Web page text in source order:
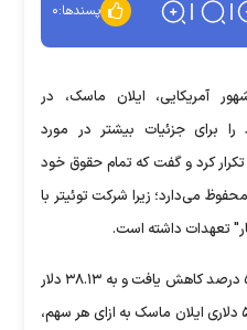
پسندها:۰
آمریکایی، ایلان ماسک، در
را برای جزئیات بیشتر در مورد
کرد و گفت که تمام حقوق خود
می‌دارد؛ زیرا شرکت توئیتر با
تعهدات داشته است.
طی هفته اخیر ارزش سهام توئیتر ۵.۵ درصد کاهش یافت و به ۳۸.۱۳ دلار
رسید که در مقایسه با پیشنهاد ۵۴.۲۰ دلاری ایلان ماسک به ازای هر سهم،